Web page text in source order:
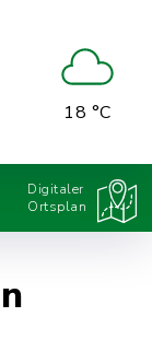
18 °C
Digitaler
Ortsplan